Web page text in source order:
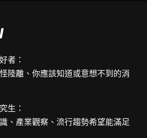
者：
陸離、你應該知道或意想不到的消
生：
、產業觀察、流行趨勢希望能滿足